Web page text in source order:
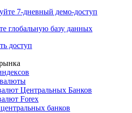
7-дневный демо-доступ
глобальную базу данных
доступ
Центральных Банков
Forex
банков